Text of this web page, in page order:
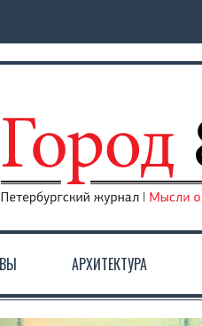
АРХИТЕКТУРА